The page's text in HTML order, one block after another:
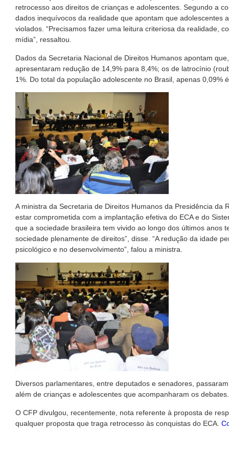
retrocesso aos direitos de crianças e adolescentes. Segundo a
dados inequívocos da realidade que apontam que adolescentes
violados. “Precisamos fazer uma leitura criteriosa da realidade,
mídia”, ressaltou.
Dados da Secretaria Nacional de Direitos Humanos apontam
apresentaram redução de 14,9% para 8,4%; os de latrocínio
1%. Do total da população adolescente no Brasil, apenas 0,09%
A ministra da Secretaria de Direitos Humanos da Presidência
estar comprometida com a implantação efetiva do ECA e do
que a sociedade brasileira tem vivido ao longo dos últimos
sociedade plenamente de direitos”, disse. “A redução da idade
psicológico e no desenvolvimento”, falou a ministra.
Diversos parlamentares, entre deputados e senadores,
além de crianças e adolescentes que acompanharam os debates.
O CFP divulgou, recentemente, nota referente à proposta de
qualquer proposta que traga retrocesso às conquistas do ECA.